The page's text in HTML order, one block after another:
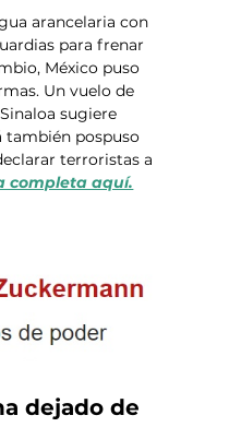
arancelaria con
para frenar
México puso
Un vuelo de
sugiere
también pospuso
terroristas a
completa aquí.
dejado de